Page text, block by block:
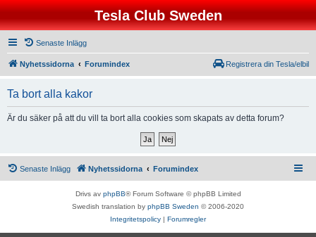
Tesla Club Sweden
Senaste Inlägg
Nyhetssidorna Forumindex Registrera din Tesla/elbil
Ta bort alla kakor
Är du säker på att du vill ta bort alla cookies som skapats av detta forum?
Senaste Inlägg Nyhetssidorna Forumindex
Drivs av phpBB® Forum Software © phpBB Limited
Swedish translation by phpBB Sweden © 2006-2020
Integritetspolicy | Forumregler